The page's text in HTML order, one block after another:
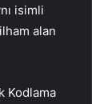
isimli
alan
Kodlama